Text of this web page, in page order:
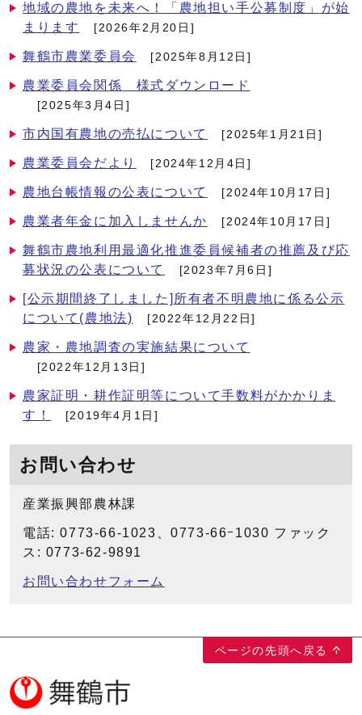
地域の農地を未来へ！「農地担い手公募制度」が始
まります
[2026年2月20日]
舞鶴市農業委員会 [2025年8月12日]
農業委員会関係 様式ダウンロード
[2025年3月4日]
市内国有農地の売払について [2025年1月21日]
農業委員会だより [2024年12月4日]
農地台帳情報の公表について [2024年10月17日]
農業者年金に加入しませんか [2024年10月17日]
舞鶴市農地利用最適化推進委員候補者の推薦及び応
募状況の公表について
[2023年7月6日]
[公示期間終了しました]所有者不明農地に係る公示
について(農地法)
[2022年12月22日]
農家・農地調査の実施結果について
[2022年12月13日]
農家証明・耕作証明等について手数料がかかりま
す！
[2019年4月1日]
お問い合わせ
産業振興部農林課
電話: 0773-66-1023、0773-66ｰ1030 ファック
ス: 0773-62-9891
お問い合わせフォーム
ページの先頭へ戻る